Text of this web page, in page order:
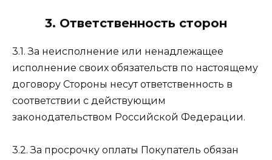
3. Ответственность сторон
3.1. За неисполнение или ненадлежащее
исполнение своих обязательств по настоящему
договору Стороны несут ответственность в
соответствии с действующим
законодательством Российской Федерации.
3.2. За просрочку оплаты Покупатель обязан